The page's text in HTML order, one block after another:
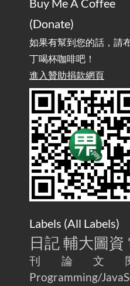
實作相容OpenAI API，但背後不
務 / Implementing OpenAI API-
Powered by OpenAI
雜談：生活小技巧之用魔鬼氈避
/ Talk: Use Velcro to Prevent
AdGuard Home不只是拿來擋廣
Home Is More Than Just an Ad
Buy Me A Coffee
(Donate)
如果有幫到您的話，請
丁喝杯咖啡吧！
進入贊助捐款網頁
Labels (All Labels)
日記 輔大圖資
刊論文
Programming/